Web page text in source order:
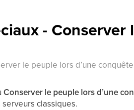
- Conserver
le peuple lors d’une conquête
Conserver le peuple lors d’une
classiques.